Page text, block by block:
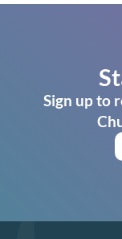
Sign up to